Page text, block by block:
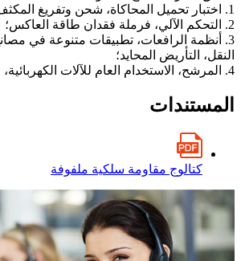
1. اختبار تحميل المحاكاة، شحن وتفريغ المكثف؛
2. التحكم الآلي، فرملة فقدان طاقة العاكس؛
3. أنظمة الرافعات، تطبيقات متنوعة في
النقل، التأريض المحايد؛
4. المرشح، الاستخدام العام للآلات الكهربائية، متاح عبر التوزيع.
المستندات
كتالوج مقاومة سلكية ملفوفة